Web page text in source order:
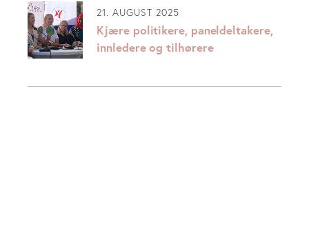
21. AUGUST 2025
Kjære politikere, paneldeltakere,
innledere og tilhørere